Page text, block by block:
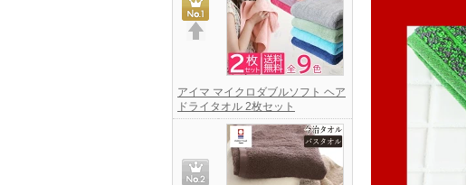
アイマ マイクロダブルソフト ヘア
ドライタオル 2枚セット